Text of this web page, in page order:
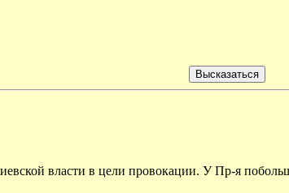
власти в цели провокации. У Пр-я